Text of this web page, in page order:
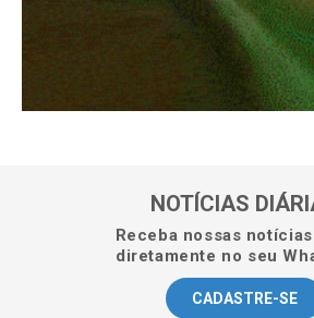
NOTÍCIAS
Receba nossas
diretamente no seu
CADASTRE-SE